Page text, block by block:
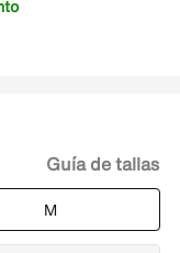
M
Guía de tallas